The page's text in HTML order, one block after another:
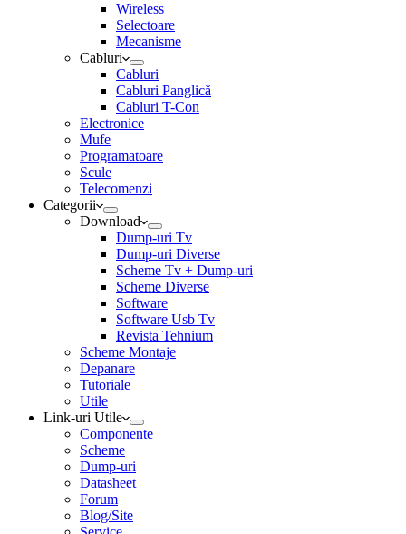
Wireless
Selectoare
Mecanisme
Cabluri
Cabluri
Cabluri Panglică
Cabluri T-Con
Electronice
Mufe
Programatoare
Scule
Telecomenzi
Categorii
Download
Dump-uri Tv
Dump-uri Diverse
Scheme Tv + Dump-uri
Scheme Diverse
Software
Software Usb Tv
Revista Tehnium
Scheme Montaje
Depanare
Tutoriale
Utile
Link-uri Utile
Componente
Scheme
Dump-uri
Datasheet
Forum
Blog/Site